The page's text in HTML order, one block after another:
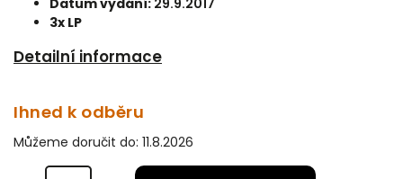
3x LP
Detailní informace
Ihned k odběru
Můžeme doručit do: 11.8.2026